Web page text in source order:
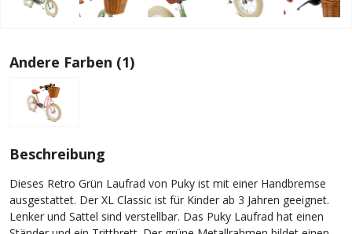
Andere Farben (1)
Beschreibung
Dieses Retro Grün Laufrad von Puky ist mit einer Handbremse
ausgestattet. Der XL Classic ist für Kinder ab 3 Jahren geeignet.
Lenker und Sattel sind verstellbar. Das Puky Laufrad hat einen